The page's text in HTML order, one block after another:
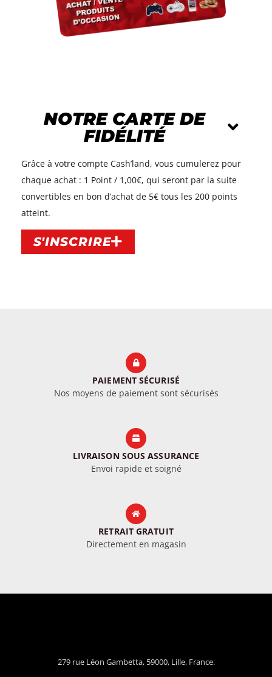
NOTRE CARTE DE
FIDÉLITÉ
Grâce à votre compte Cash’land, vous cumulerez pour
chaque achat : 1 Point / 1,00€, qui seront par la suite
convertibles en bon d’achat de 5€ tous les 200 points
atteint.​
S'INSCRIRE
PAIEMENT SÉCURISÉ
Nos moyens de paiement sont sécurisés
LIVRAISON SOUS ASSURANCE
Envoi rapide et soigné
RETRAIT GRATUIT
Directement en magasin
279 rue Léon Gambetta, 59000, Lille, France.